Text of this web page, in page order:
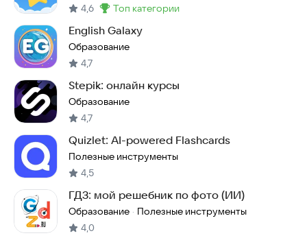
4,6
Метка:
топ категории
English Galaxy
Образование
4,7
Stepik: онлайн курсы
Образование
4,7
Quizlet: AI-powered Flashcards
Полезные инструменты
4,5
ГДЗ: мой решебник по фото (ИИ)
Образование · Полезные инструменты
4,0